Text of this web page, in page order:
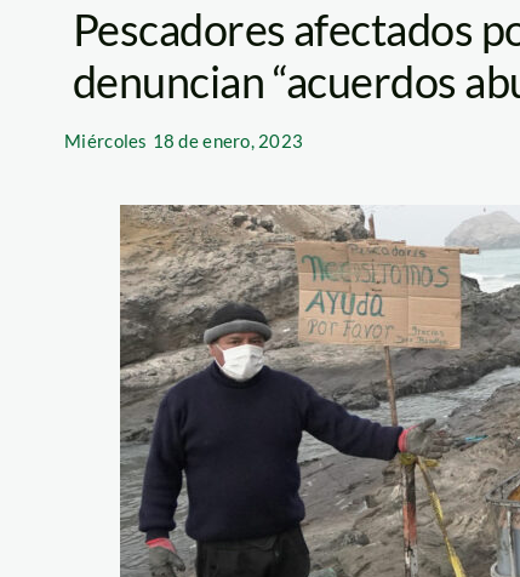
Pescadores afectados
denuncian “acuerdos
Miércoles 18 de enero, 2023